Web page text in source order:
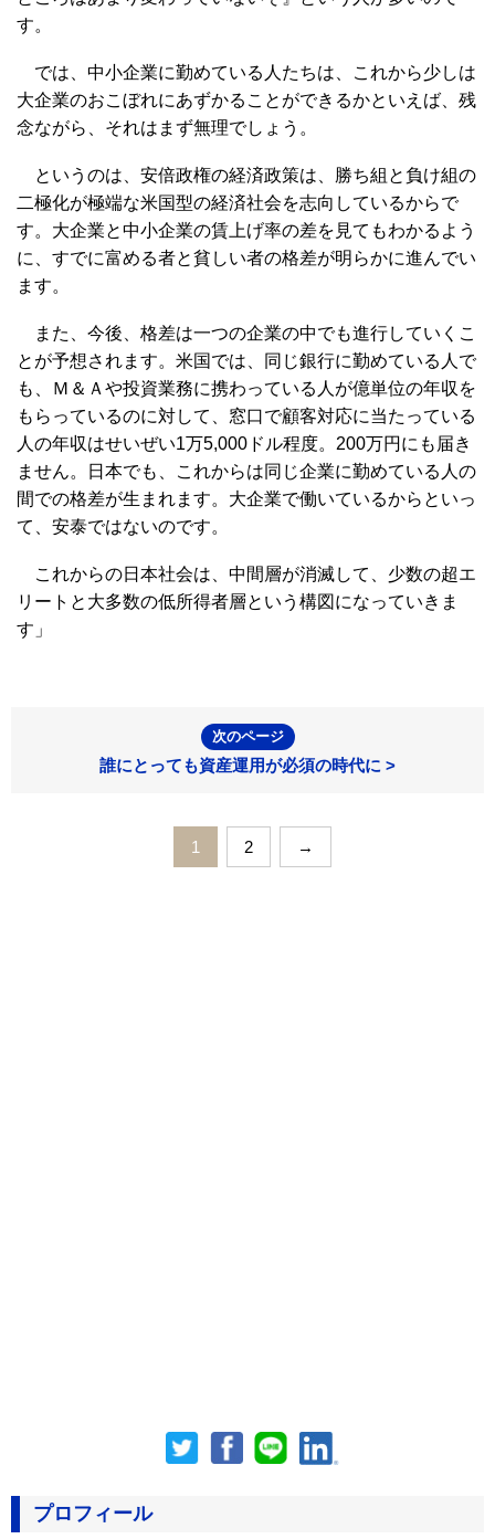
す。
では、中小企業に勤めている人たちは、これから少しは
大企業のおこぼれにあずかることができるかといえば、残
念ながら、それはまず無理でしょう。
というのは、安倍政権の経済政策は、勝ち組と負け組の
二極化が極端な米国型の経済社会を志向しているからで
す。大企業と中小企業の賃上げ率の差を見てもわかるよう
に、すでに富める者と貧しい者の格差が明らかに進んでい
ます。
また、今後、格差は一つの企業の中でも進行していくこ
とが予想されます。米国では、同じ銀行に勤めている人で
も、Ｍ＆Ａや投資業務に携わっている人が億単位の年収を
もらっているのに対して、窓口で顧客対応に当たっている
人の年収はせいぜい1万5,000ドル程度。200万円にも届き
ません。日本でも、これからは同じ企業に勤めている人の
間での格差が生まれます。大企業で働いているからといっ
て、安泰ではないのです。
これからの日本社会は、中間層が消滅して、少数の超エ
リートと大多数の低所得者層という構図になっていきま
す」
次のページ
誰にとっても資産運用が必須の時代に >
1 2 →
プロフィール